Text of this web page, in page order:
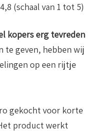
(schaal van 1 tot 5)
kopers erg tevreden
te geven, hebben wij
op een rijtje
gekocht voor korte
product werkt